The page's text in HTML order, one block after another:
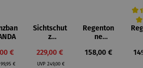
€
Regulärer Preis:
99,95 €
Sichtschut
z
ier aus
Teakholz
Verkaufspreis:
229,00 €
UVPRegulärer Preis:
249,00 €
Regenton
ne
et | Milo
Regulärer Preis:
158,00 €
et